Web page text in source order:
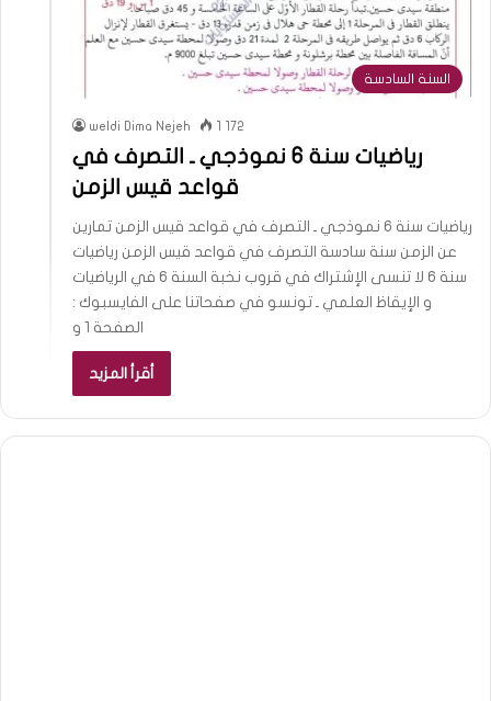
السنة السادسة
weldi Dima Nejeh 1 172
رياضيات سنة 6 نموذجي ـ التصرف في
قواعد قيس الزمن
رياضيات سنة 6 نموذجي ـ التصرف في قواعد قيس الزمن تمارين
عن الزمن سنة سادسة التصرف في قواعد قيس الزمن رياضيات
سنة 6 لا تنسى الإشتراك في قروب نخبة السنة 6 في الرياضيات
و الإيقاظ العلمي ـ تونسو في صفحاتنا على الفايسبوك :
الصفحة 1 و
أقرأ المزيد